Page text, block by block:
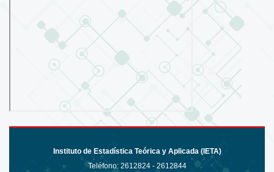
Instituto de Estadística Teórica y Aplicada (IETA)
Teléfono: 2612824 - 2612844